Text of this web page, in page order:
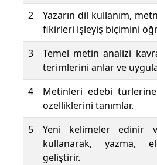
2
Yazarın dil kullanım,
fikirleri işleyiş biçimini
3
Temel metin analizi
terimlerini anlar ve
4
Metinleri edebi
özelliklerini tanımlar.
5
Yeni kelimeler edinir
kullanarak, yazma,
geliştirir.